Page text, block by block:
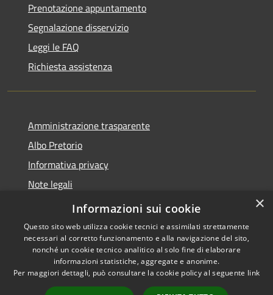
Prenotazione appuntamento
Segnalazione disservizio
Leggi le FAQ
Richiesta assistenza
Amministrazione trasparente
Albo Pretorio
Informativa privacy
Note legali
Dichiarazione di accessibilità
Accessibilità
Copyright © 2026 • Comune di
Baranzate • Powered by
×
Informazioni sui cookie
Questo sito web utilizza cookie tecnici e assimilati strettamente
necessari al corretto funzionamento e alla navigazione del sito,
nonché un cookie tecnico analitico al solo fine di elaborare
informazioni statistiche, aggregate e anonime.
Per maggiori dettagli, può consultare la cookie policy al seguente link